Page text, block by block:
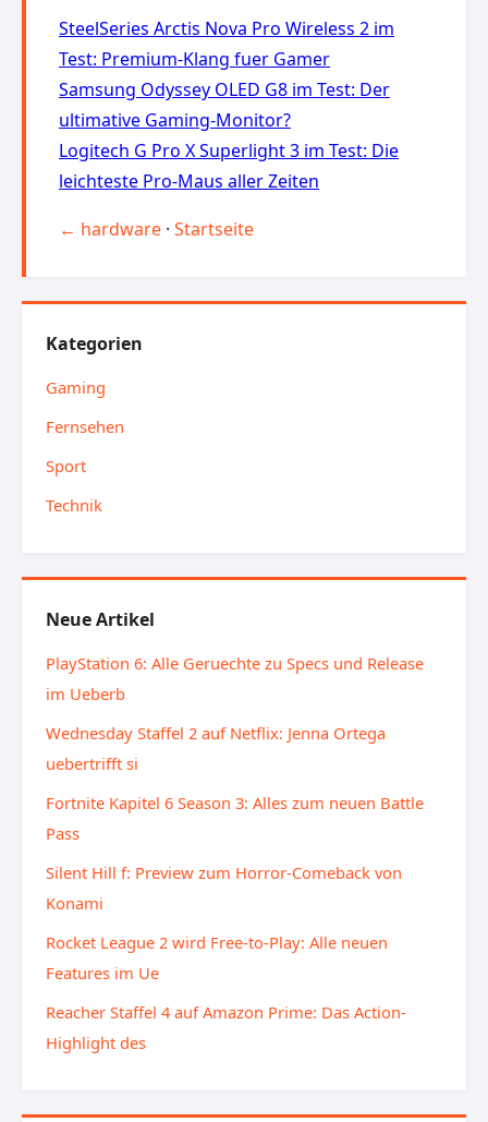
SteelSeries Arctis Nova Pro Wireless 2 im
Test: Premium-Klang fuer Gamer
Samsung Odyssey OLED G8 im Test: Der
ultimative Gaming-Monitor?
Logitech G Pro X Superlight 3 im Test: Die
leichteste Pro-Maus aller Zeiten
← hardware · Startseite
Kategorien
Gaming
Fernsehen
Sport
Technik
Neue Artikel
PlayStation 6: Alle Geruechte zu Specs und Release
im Ueberb
Wednesday Staffel 2 auf Netflix: Jenna Ortega
uebertrifft si
Fortnite Kapitel 6 Season 3: Alles zum neuen Battle
Pass
Silent Hill f: Preview zum Horror-Comeback von
Konami
Rocket League 2 wird Free-to-Play: Alle neuen
Features im Ue
Reacher Staffel 4 auf Amazon Prime: Das Action-
Highlight des